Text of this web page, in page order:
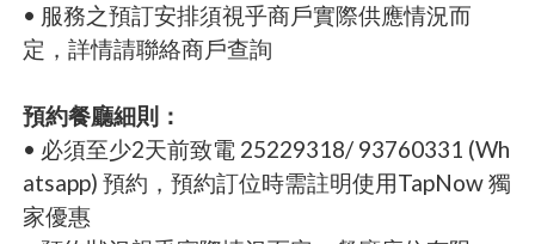
• 服務之預訂安排須視乎商戶實際供應情況而
定，詳情請聯絡商戶查詢
預約餐廳細則：
• 必須至少2天前致電 25229318/ 93760331 (Wh
atsapp) 預約，預約訂位時需註明使用TapNow 獨
家優惠